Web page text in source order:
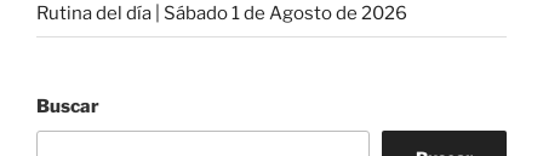
Rutina del día | Sábado 1 de Agosto de 2026
Buscar